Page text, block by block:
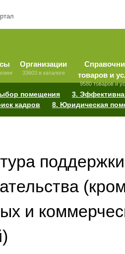
Организации
33603 в каталоге
товаров и
9580 товаров и
помещения
3.
кадров 8. Юридическая
поддержки
и